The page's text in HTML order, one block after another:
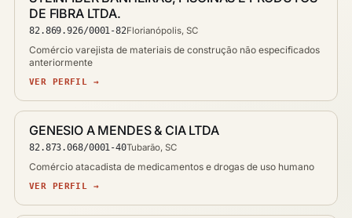
DE FIBRA LTDA.
82.869.926/0001-82Florianópolis, SC
Comércio varejista de materiais de construção não especificados
anteriormente
VER PERFIL →
GENESIO A MENDES & CIA LTDA
82.873.068/0001-40Tubarão, SC
Comércio atacadista de medicamentos e drogas de uso humano
VER PERFIL →